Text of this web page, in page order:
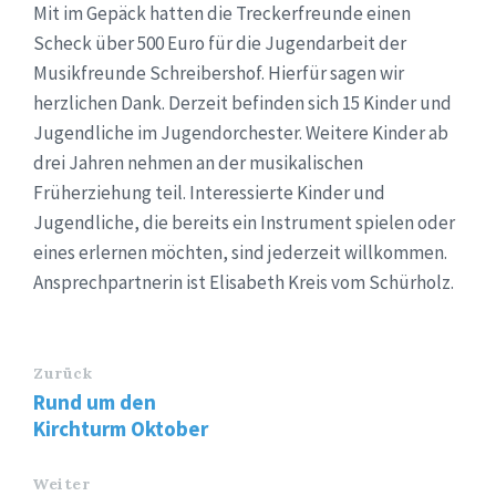
Mit im Gepäck hatten die Treckerfreunde einen
Scheck über 500 Euro für die Jugendarbeit der
Musikfreunde Schreibershof. Hierfür sagen wir
herzlichen Dank. Derzeit befinden sich 15 Kinder und
Jugendliche im Jugendorchester. Weitere Kinder ab
drei Jahren nehmen an der musikalischen
Früherziehung teil. Interessierte Kinder und
Jugendliche, die bereits ein Instrument spielen oder
eines erlernen möchten, sind jederzeit willkommen.
Ansprechpartnerin ist Elisabeth Kreis vom Schürholz.
Zurück
Rund um den
Kirchturm Oktober
Weiter